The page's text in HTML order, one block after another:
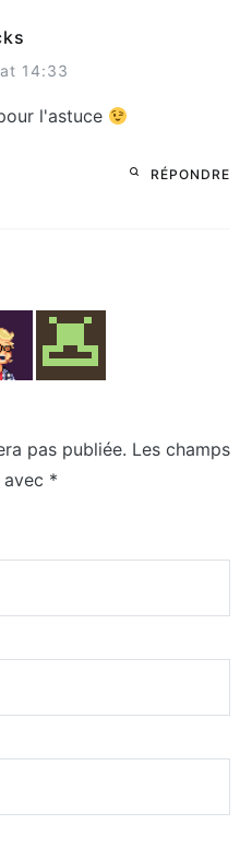
14:33
l'astuce
RÉPONDRE
pas publiée. Les champs
*